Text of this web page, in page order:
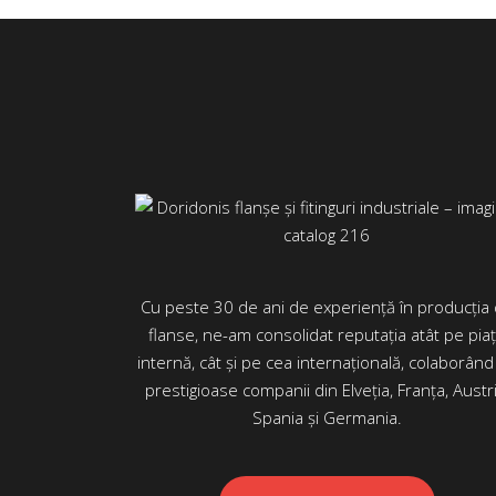
Cu peste 30 de ani de experiență în producția
flanse, ne-am consolidat reputația atât pe
internă, cât și pe cea internațională,
prestigioase companii din Elveția, Franța,
Spania și Germania.